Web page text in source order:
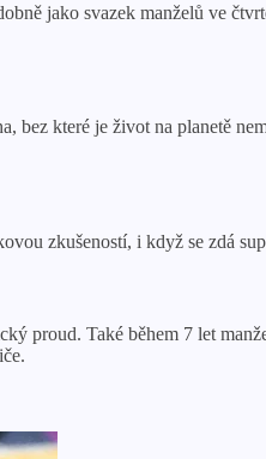
jako svazek manželů ve
bez které je život na planetě
zkušeností, i když se zdá
proud. Také během 7 let